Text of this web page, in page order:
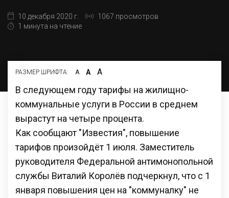
10 декабря 2020 г.
1067 просмотров
1 минута на чтение
РАЗМЕР ШРИФТА: А А А
В следующем году тарифы на жилищно-
коммунальные услуги в России в среднем
вырастут на четыре процента.
Как сообщают "Известия", повышение
тарифов произойдёт 1 июля. Заместитель
руководителя Федеральной антимонопольной
службы Виталий Королёв подчеркнул, что с 1
января повышения цен на "коммуналку" не